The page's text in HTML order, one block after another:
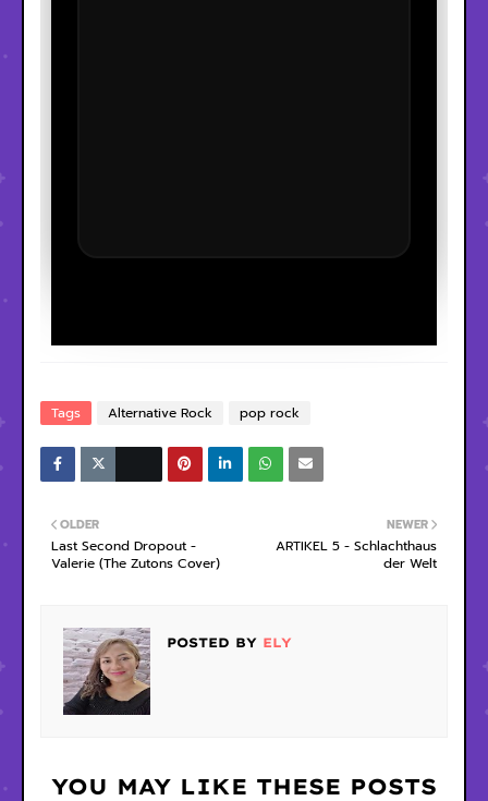
Tags Alternative Rock pop rock
NEWER
ARTIKEL 5 - Schlachthaus
der Welt
OLDER
Last Second Dropout -
Valerie (The Zutons Cover)
POSTED BY ELY
YOU MAY LIKE THESE POSTS